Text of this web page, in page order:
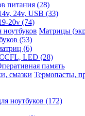
питания (28)
24v, USB (33)
20v (74)
Матрицы
(53)
(6)
LED (28)
память
Термопасты,
ноутбуков (172)